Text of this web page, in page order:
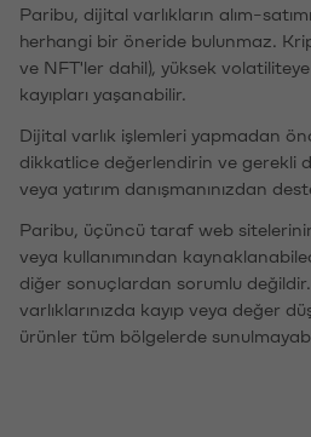
Paribu, dijital varlıkların alım-
herhangi bir öneride bulunmaz.
ve NFT'ler dahil), yüksek
kayıpları yaşanabilir.
Dijital varlık işlemleri yapmadan
dikkatlice değerlendirin ve gerekli
veya yatırım danışmanınızdan
Paribu, üçüncü taraf web
veya kullanımından
diğer sonuçlardan sorumlu değildir.
varlıklarınızda kayıp veya değer
ürünler tüm bölgelerde